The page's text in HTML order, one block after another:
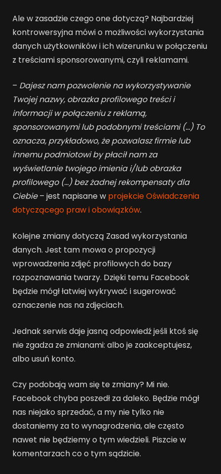
Ale w zasadzie czego one dotyczą? Najbardziej
kontrowersyjna mówi o możliwości wykorzystania
danych użytkowników i ich wizerunku w połączeniu
z treściami sponsorowanymi, czyli reklamami.
– Dajesz nam pozwolenie na wykorzystywanie
Twojej nazwy, obrazka profilowego treści i
informacji w połączeniu z reklamą,
sponsorowanymi lub podobnymi treściami (…) To
oznacza, przykładowo, że pozwalasz firmie lub
innemu podmiotowi by płacił nam za
wyświetlanie twojego imienia i/lub obrazka
profilowego (…) bez żadnej rekompensaty dla
Ciebie– jest napisane w projekcie Oświadczenia
dotyczącego praw i obowiązków.
Kolejne zmiany dotyczą Zasad wykorzystania
danych. Jest tam mowa o propozycji
wprowadzenia zdjęć profilowych do bazy
rozpoznawania twarzy. Dzięki temu Facebook
będzie mógł łatwiej wykrywać i sugerować
oznaczenie nas na zdjęciach.
Jednak serwis daje jasną odpowiedź jeśli ktoś się
nie zgadza ze zmianami: albo je zaakceptujesz,
albo usuń konto.
Czy podobają wam się te zmiany? Mi nie.
Facebook chyba poszedł za daleko. Będzie mógł
nas niejako sprzedać, a my nie tylko nie
dostaniemy za to wynagrodzenia, ale często
nawet nie będziemy o tym wiedzieli. Piszcie w
komentarzach co o tym sądzicie.